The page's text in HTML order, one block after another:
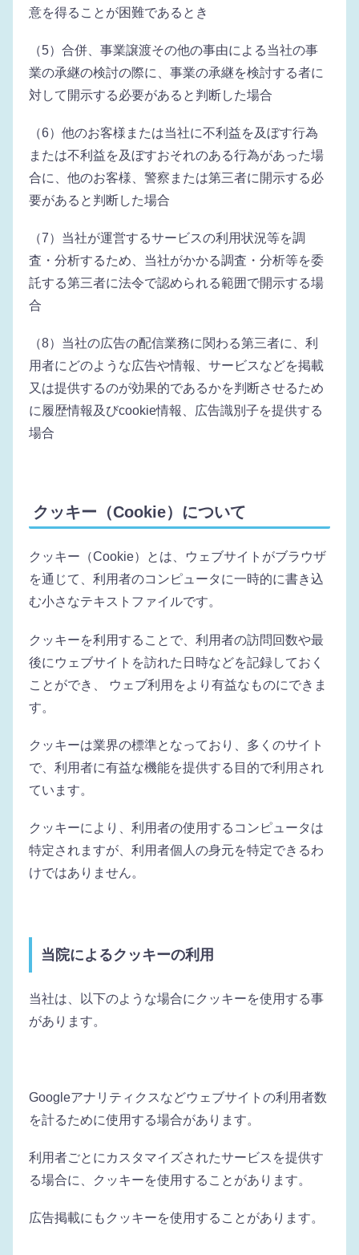
意を得ることが困難であるとき
（5）合併、事業譲渡その他の事由による当社の事
業の承継の検討の際に、事業の承継を検討する者に
対して開示する必要があると判断した場合
（6）他のお客様または当社に不利益を及ぼす行為
または不利益を及ぼすおそれのある行為があった場
合に、他のお客様、警察または第三者に開示する必
要があると判断した場合
（7）当社が運営するサービスの利用状況等を調
査・分析するため、当社がかかる調査・分析等を委
託する第三者に法令で認められる範囲で開示する場
合
（8）当社の広告の配信業務に関わる第三者に、利
用者にどのような広告や情報、サービスなどを掲載
又は提供するのが効果的であるかを判断させるため
に履歴情報及びcookie情報、広告識別子を提供する
場合
クッキー（Cookie）について
クッキー（Cookie）とは、ウェブサイトがブラウザ
を通じて、利用者のコンピュータに一時的に書き込
む小さなテキストファイルです。
クッキーを利用することで、利用者の訪問回数や最
後にウェブサイトを訪れた日時などを記録しておく
ことができ、 ウェブ利用をより有益なものにできま
す。
クッキーは業界の標準となっており、多くのサイト
で、利用者に有益な機能を提供する目的で利用され
ています。
クッキーにより、利用者の使用するコンピュータは
特定されますが、利用者個人の身元を特定できるわ
けではありません。
当院によるクッキーの利用
当社は、以下のような場合にクッキーを使用する事
があります。
Googleアナリティクスなどウェブサイトの利用者数
を計るために使用する場合があります。
利用者ごとにカスタマイズされたサービスを提供す
る場合に、クッキーを使用することがあります。
広告掲載にもクッキーを使用することがあります。